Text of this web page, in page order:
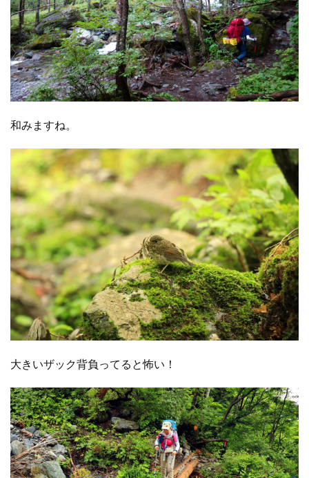
和みますね。
大きいザック背負ってると怖い！